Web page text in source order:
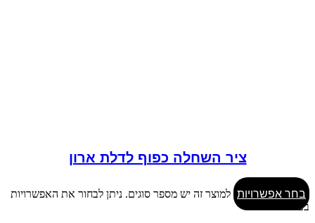
ציר השחלה כפוף לדלת ארון
בחר אפשרויות למוצר זה יש מספר סוגים. ניתן לבחור את האפשרויות
בעמוד המוצר